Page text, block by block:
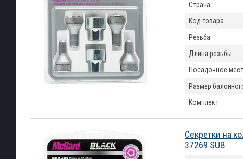
Страна
Код товара
Резьба
Длина резьбы
Посадочное
Размер
Комплект
Секретки на
37269 SUB